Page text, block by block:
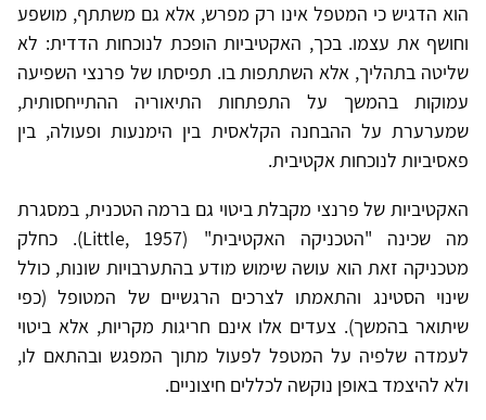
הוא הדגיש כי המטפל אינו רק מפרש, אלא גם משתתף, מושפע
וחושף את עצמו. בכך, האקטיביות הופכת לנוכחות הדדית: לא
שליטה בתהליך, אלא השתתפות בו. תפיסתו של פרנצי השפיעה
עמוקות בהמשך על התפתחות התיאוריה ההתייחסותית,
שמערערת על ההבחנה הקלאסית בין הימנעות ופעולה, בין
פאסיביות לנוכחות אקטיבית.
האקטיביות של פרנצי מקבלת ביטוי גם ברמה הטכנית, במסגרת
מה שכינה "הטכניקה האקטיבית" (Little, 1957). כחלק
מטכניקה זאת הוא עושה שימוש מודע בהתערבויות שונות, כולל
שינוי הסטינג והתאמתו לצרכים הרגשיים של המטופל (כפי
שיתואר בהמשך). צעדים אלו אינם חריגות מקריות, אלא ביטוי
לעמדה שלפיה על המטפל לפעול מתוך המפגש ובהתאם לו,
ולא להיצמד באופן נוקשה לכללים חיצוניים.